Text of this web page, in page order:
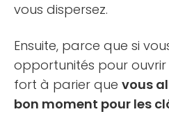
vous dispersez.
Ensuite, parce que si
opportunités pour ouvrir
fort à parier que vous
bon moment pour les